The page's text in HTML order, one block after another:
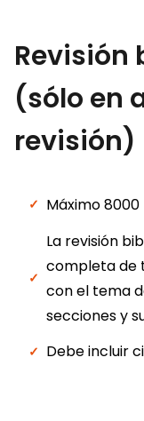
(sólo en
revisión)
Máximo
La revisión
completa de
con el tema
secciones y
Debe incluir